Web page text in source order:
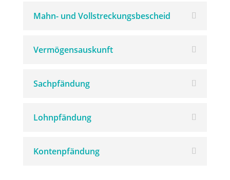
Mahn- und Vollstreckungsbescheid
Vermögensauskunft
Sachpfändung
Lohnpfändung
Kontenpfändung